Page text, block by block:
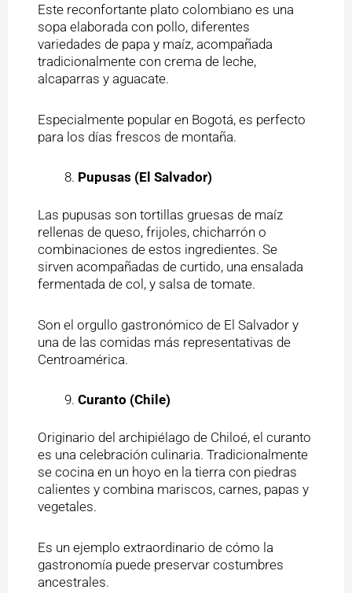
Este reconfortante plato colombiano es una
sopa elaborada con pollo, diferentes
variedades de papa y maíz, acompañada
tradicionalmente con crema de leche,
alcaparras y aguacate.
Especialmente popular en Bogotá, es perfecto
para los días frescos de montaña.
Pupusas (El Salvador)
Las pupusas son tortillas gruesas de maíz
rellenas de queso, frijoles, chicharrón o
combinaciones de estos ingredientes. Se
sirven acompañadas de curtido, una ensalada
fermentada de col, y salsa de tomate.
Son el orgullo gastronómico de El Salvador y
una de las comidas más representativas de
Centroamérica.
Curanto (Chile)
Originario del archipiélago de Chiloé, el curanto
es una celebración culinaria. Tradicionalmente
se cocina en un hoyo en la tierra con piedras
calientes y combina mariscos, carnes, papas y
vegetales.
Es un ejemplo extraordinario de cómo la
gastronomía puede preservar costumbres
ancestrales.